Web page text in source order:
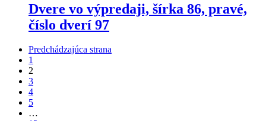
Dvere vo výpredaji, šírka 86, pravé,
číslo dverí 97
Predchádzajúca strana
1
2
3
4
5
…